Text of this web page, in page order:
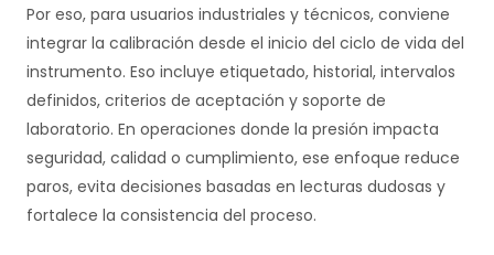
Por eso, para usuarios industriales y técnicos, conviene
integrar la calibración desde el inicio del ciclo de vida del
instrumento. Eso incluye etiquetado, historial, intervalos
definidos, criterios de aceptación y soporte de
laboratorio. En operaciones donde la presión impacta
seguridad, calidad o cumplimiento, ese enfoque reduce
paros, evita decisiones basadas en lecturas dudosas y
fortalece la consistencia del proceso.